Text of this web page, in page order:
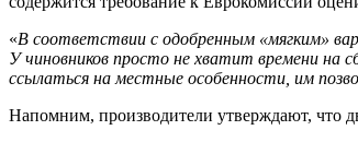
«В соответствии с одобренным «мягким»
У чиновников просто не хватит времени на
ссылаться на местные особенности, им
Напомним, производители утверждают, что